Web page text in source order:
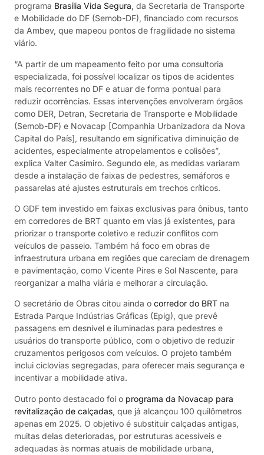
programa Brasília Vida Segura, da Secretaria de Transporte
e Mobilidade do DF (Semob-DF), financiado com recursos
da Ambev, que mapeou pontos de fragilidade no sistema
viário.
“A partir de um mapeamento feito por uma consultoria
especializada, foi possível localizar os tipos de acidentes
mais recorrentes no DF e atuar de forma pontual para
reduzir ocorrências. Essas intervenções envolveram órgãos
como DER, Detran, Secretaria de Transporte e Mobilidade
(Semob-DF) e Novacap [Companhia Urbanizadora da Nova
Capital do País], resultando em significativa diminuição de
acidentes, especialmente atropelamentos e colisões”,
explica Valter Casimiro. Segundo ele, as medidas variaram
desde a instalação de faixas de pedestres, semáforos e
passarelas até ajustes estruturais em trechos críticos.
O GDF tem investido em faixas exclusivas para ônibus, tanto
em corredores de BRT quanto em vias já existentes, para
priorizar o transporte coletivo e reduzir conflitos com
veículos de passeio. Também há foco em obras de
infraestrutura urbana em regiões que careciam de drenagem
e pavimentação, como Vicente Pires e Sol Nascente, para
reorganizar a malha viária e melhorar a circulação.
O secretário de Obras citou ainda o corredor do BRT na
Estrada Parque Indústrias Gráficas (Epig), que prevê
passagens em desnível e iluminadas para pedestres e
usuários do transporte público, com o objetivo de reduzir
cruzamentos perigosos com veículos. O projeto também
inclui ciclovias segregadas, para oferecer mais segurança e
incentivar a mobilidade ativa.
Outro ponto destacado foi o programa da Novacap para
revitalização de calçadas, que já alcançou 100 quilômetros
apenas em 2025. O objetivo é substituir calçadas antigas,
muitas delas deterioradas, por estruturas acessíveis e
adequadas às normas atuais de mobilidade urbana,